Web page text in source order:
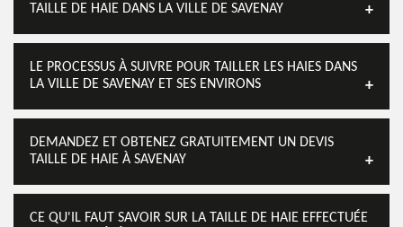
TAILLE DE HAIE DANS LA VILLE DE SAVENAY
LE PROCESSUS À SUIVRE POUR TAILLER LES HAIES DANS
LA VILLE DE SAVENAY ET SES ENVIRONS
DEMANDEZ ET OBTENEZ GRATUITEMENT UN DEVIS
TAILLE DE HAIE À SAVENAY
CE QU'IL FAUT SAVOIR SUR LA TAILLE DE HAIE EFFECTUÉE